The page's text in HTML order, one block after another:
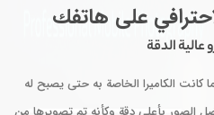
على هاتفك
عالية الدقة
كانت الكاميرا الخاصة به حتى يصبح له